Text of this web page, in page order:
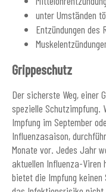
unter Umständen
Entzündungen des
Grippeschutz
Der sicherste Weg, einer
spezielle Schutzimpfung.
Impfung im September
Influenzasaison,
Monate vor. Jedes Jahr
aktuellen Influenza-Viren
bietet die Impfung keinen